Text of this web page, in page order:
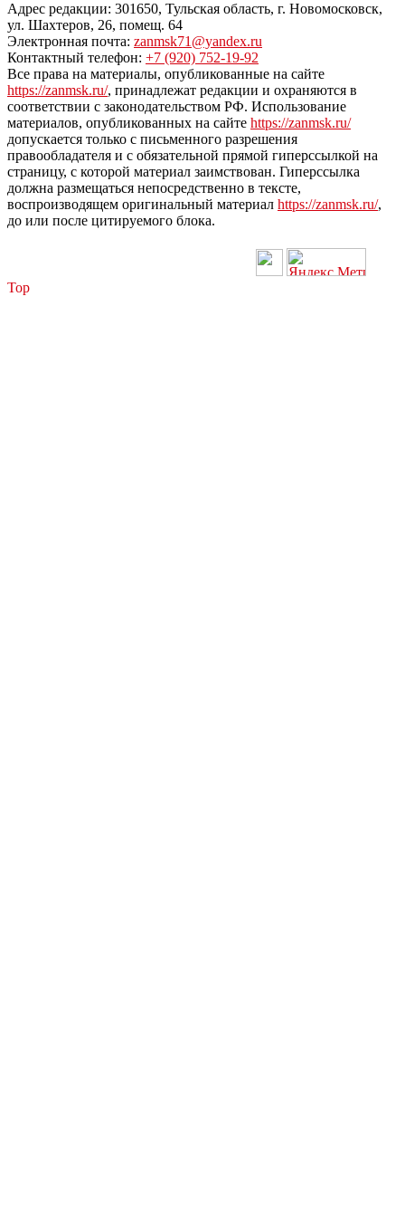
Адрес редакции: 301650, Тульская область, г. Новомосковск,
ул. Шахтеров, 26, помещ. 64
Электронная почта: zanmsk71@yandex.ru
Контактный телефон: +7 (920) 752-19-92
Все права на материалы, опубликованные на сайте
https://zanmsk.ru/, принадлежат редакции и охраняются в
соответствии с законодательством РФ. Использование
материалов, опубликованных на сайте https://zanmsk.ru/
допускается только с письменного разрешения
правообладателя и с обязательной прямой гиперссылкой на
страницу, с которой материал заимствован. Гиперссылка
должна размещаться непосредственно в тексте,
воспроизводящем оригинальный материал https://zanmsk.ru/,
до или после цитируемого блока.
Top